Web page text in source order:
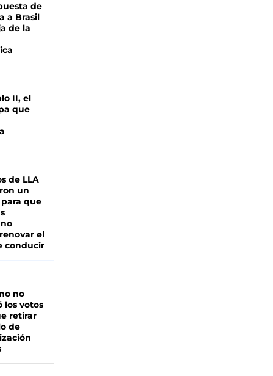
de
a Brasil
de la
II, el
que
de LLA
un
que
el
conducir
no
los votos
retirar
de